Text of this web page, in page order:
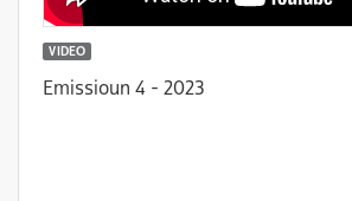
VIDEO
Emissioun 4 - 2023